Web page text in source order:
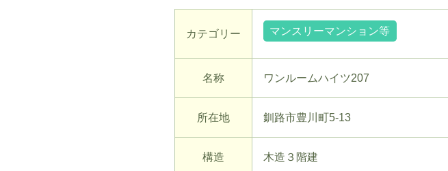
カテゴリー マンスリーマンション等
名称 ワンルームハイツ207
所在地 釧路市豊川町5-13
構造 木造３階建